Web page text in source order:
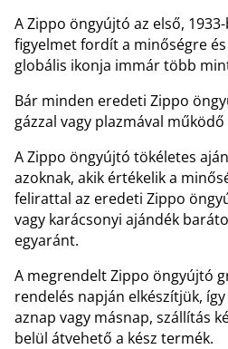
A Zippo öngyújtó az első,
figyelmet fordít a minőségre
globális ikonja immár több
Bár minden eredeti Zippo
gázzal vagy plazmával
A Zippo öngyújtó tökéletes
azoknak, akik értékelik a
felirattal az eredeti Zippo
vagy karácsonyi ajándék
egyaránt.
A megrendelt Zippo öngyújtó
rendelés napján elkészítjük,
aznap vagy másnap, szállítás
belül átvehető a kész termék.